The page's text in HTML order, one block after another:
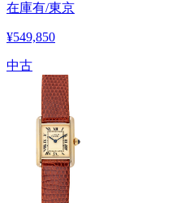
在庫有/東京
¥549,850
中古